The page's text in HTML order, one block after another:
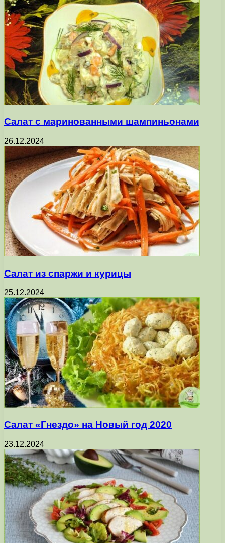
Салат с маринованными шампиньонами
26.12.2024
Салат из спаржи и курицы
25.12.2024
Салат «Гнездо» на Новый год 2020
23.12.2024